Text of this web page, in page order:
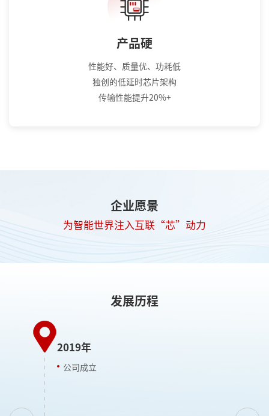
产品硬
性能好、质量优、功耗低
独创的低延时芯片架构
传输性能提升20%+
企业愿景
为智能世界注入互联“芯”动力
发展历程
2019年
公司成立